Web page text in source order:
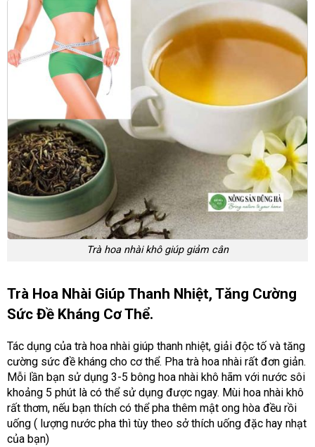
Trà hoa nhài khô giúp giảm cân
Trà Hoa Nhài Giúp Thanh Nhiệt, Tăng Cường
Sức Đề Kháng Cơ Thể.
Tác dụng của trà hoa nhài giúp thanh nhiệt, giải độc tố và tăng
cường sức đề kháng cho cơ thể. Pha trà hoa nhài rất đơn giản.
Mỗi lần bạn sử dụng 3-5 bông hoa nhài khô hãm với nước sôi
khoảng 5 phút là có thể sử dụng được ngay. Mùi hoa nhài khô
rất thơm, nếu bạn thích có thể pha thêm mật ong hòa đều rồi
uống ( lượng nước pha thì tùy theo sở thích uống đặc hay nhạt
của bạn)